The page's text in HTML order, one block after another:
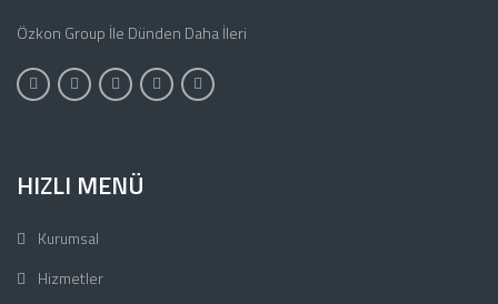
Özkon Group İle Dünden Daha İleri
HIZLI MENÜ
Kurumsal
Hizmetler